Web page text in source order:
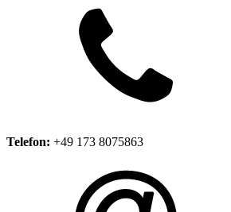
Telefon: +49 173 8075863